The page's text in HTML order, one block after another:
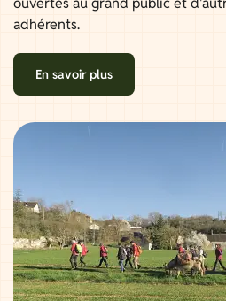
adhérents.
En savoir plus